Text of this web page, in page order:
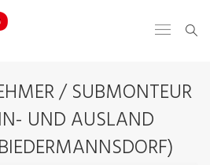
/ SUBMONTEUR
UND AUSLAND